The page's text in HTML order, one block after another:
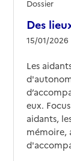
Des
15/01/2026
Dossier
Les
eux.
aidants,
mémoire,